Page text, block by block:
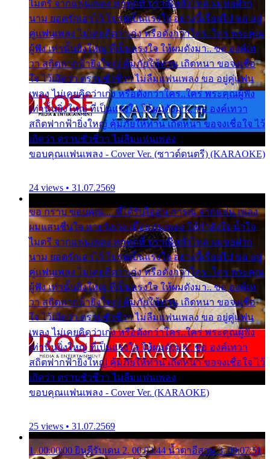
ไมตรี จากแฟนเพลง ทุกทุกที่ ปราณีหลั่งไหล ผมขอฝาก
นาม ยอดรักเอาไว้ โปรดเป็นแรงใจ อย่างนี้เรื่อยไป ขอ อยู่
คู่แฟนเพลง ไม่เคยคิดว่าเก่ง หรือดังกว่าใคร..ใคร พระคุณ
ผู้ฟัง เท่านั้นยิ่งใหญ่ ที่เป็นแรงใจ ให้ผมดังมา.. ขอ องค์เท
วา สถิตฟากฟ้ายิ่งใหญ่ คุ้มภัยให้ท่าน เถิดหนา ขอจงเชื่อ
ใจ ไว้เถิดว่า ตราบชั่วชีวา ไม่ลืมแฟนเพลง ขอ อยู่คู่แฟน
เพลง ไม่เคยคิดว่าเก่ง หรือดังกว่าใคร..ใคร พระคุณผู้ฟัง
เท่านั้นยิ่งใหญ่ ที่เป็นแรงใจ ให้ผมดังมา.. ขอ องค์เทวา
สถิตฟากฟ้ายิ่งใหญ่ คุ้มภัยให้ท่าน เถิดหนา ขอจงเชื่อใจ ไว้
เถิดว่า ตราบชั่วชีวา ไม่ลืมแฟนเพลง
ขอบคุณแฟนเพลง - Cover Ver. (ซาวด์ดนตรี) (KARAOKE)
24 views • 31.07.2569
ขอ กราบ ขอบคุณ.... ที่ได้รับไออุ่น การุณ จากแฟน เพลง
ผมแสนชื่นใจ หายวังเวง เมื่อแฟนเพลง ให้กำลังใจ น้ำใจ
ไมตรี จากแฟนเพลง ทุกทุกที่ ปราณีหลั่งไหล ผมขอฝาก
นาม ยอดรักเอาไว้ โปรดเป็นแรงใจ อย่างนี้เรื่อยไป ขอ อยู่
คู่แฟนเพลง ไม่เคยคิดว่าเก่ง หรือดังกว่าใคร..ใคร พระคุณ
ผู้ฟัง เท่านั้นยิ่งใหญ่ ที่เป็นแรงใจ ให้ผมดังมา.. ขอ องค์เท
วา สถิตฟากฟ้ายิ่งใหญ่ คุ้มภัยให้ท่าน เถิดหนา ขอจงเชื่อ
ใจ ไว้เถิดว่า ตราบชั่วชีวา ไม่ลืมแฟนเพลง ขอ อยู่คู่แฟน
เพลง ไม่เคยคิดว่าเก่ง หรือดังกว่าใคร..ใคร พระคุณผู้ฟัง
เท่านั้นยิ่งใหญ่ ที่เป็นแรงใจ ให้ผมดังมา.. ขอ องค์เทวา
สถิตฟากฟ้ายิ่งใหญ่ คุ้มภัยให้ท่าน เถิดหนา ขอจงเชื่อใจ ไว้
เถิดว่า ตราบชั่วชีวา ไม่ลืมแฟนเพลง
ขอบคุณแฟนเพลง - Cover Ver. (KARAOKE)
25 views • 31.07.2569
1. 00:00:00 ยินดีรับเดน 2. 00:03:44 น้ำตาอีสาน 3. 00:07:51